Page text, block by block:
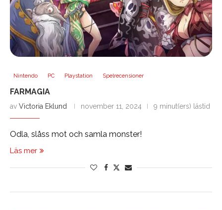
Nintendo PC Playstation Spelrecensioner
FARMAGIA
av Victoria Eklund november 11, 2024 9 minut(ers) lästid
Odla, slåss mot och samla monster!
Läs mer